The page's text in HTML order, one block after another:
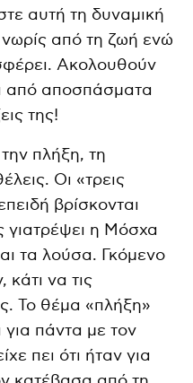
αυτή τη δυναμική
από τη ζωή ενώ
Ακολουθούν
από αποσπάσματα
της!
πλήξη, τη
Οι «τρεις
βρίσκονται
γιατρέψει η Μόσχα
τα λούσα. Γκόμενο
να τις
Το θέμα «πλήξη»
πάντα με τον
πει ότι ήταν για